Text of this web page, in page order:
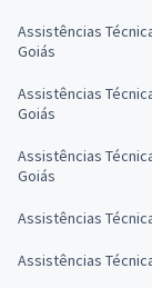
Assistências
Goiás
Assistências
Goiás
Assistências
Goiás
Assistências
Assistências